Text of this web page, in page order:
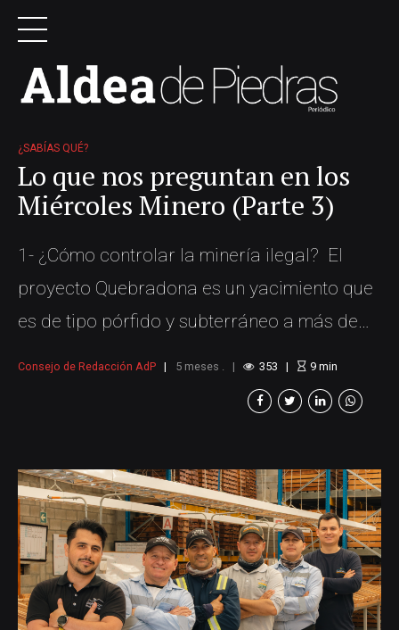
¿SABÍAS QUÉ?
Lo que nos preguntan en los
Miércoles Minero (Parte 3)
1- ¿Cómo controlar la minería ilegal? El
proyecto Quebradona es un yacimiento que
es de tipo pórfido y subterráneo a más de
que el mineral está distribuido en grandes
volúmenes, pero con concentraciones bajas.
una operación industrial a gran escala, con
tecnología y procesamiento especializado.
No es un tipo de depósito que pueda
explotarse de manera artesanal. Que el
depósito...
Consejo de Redacción AdP 5 meses . 353 9min